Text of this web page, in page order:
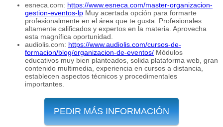
esneca.com: https://www.esneca.com/master-organizacion-
gestion-eventos-lp Muy acertada opción para formarte
profesionalmente en el área que te gusta. Profesionales
altamente calificados y expertos en la materia. Aprovecha
esta magnífica oportunidad.
audiolis.com: https://www.audiolis.com/cursos-de-
formacion/blog/organizacion-de-eventos/ Módulos
educativos muy bien planteados, solida plataforma web, gran
contenido multimedia, experiencia en cursos a distancia,
establecen aspectos técnicos y procedimentales
importantes.
PEDIR MÁS INFORMACIÓN